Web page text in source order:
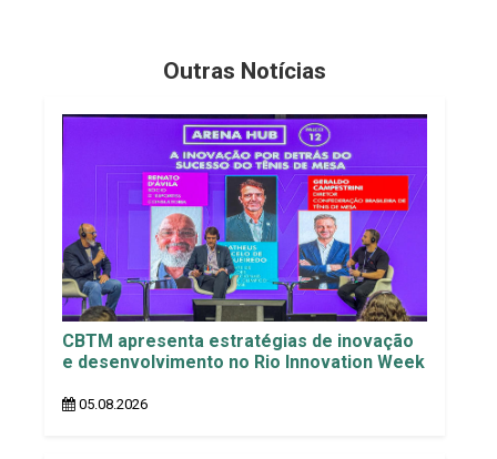
Outras Notícias
CBTM apresenta estratégias de inovação
e desenvolvimento no Rio Innovation Week
05.08.2026